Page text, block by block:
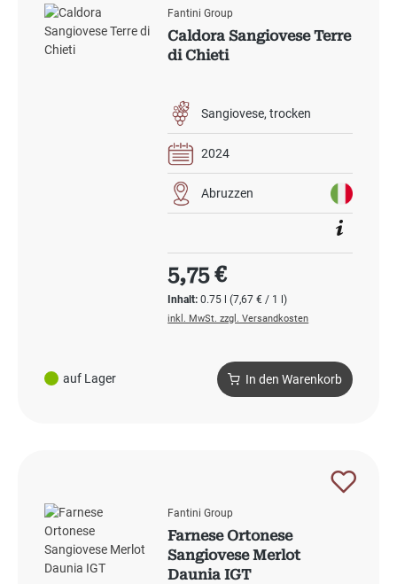
auf Lager
Fantini Group
Caldora Sangiovese Terre
di Chieti
Sangiovese trocken
2024
Abruzzen
Inhalt:0.75 l(7,67 € / 1 l)
Regulärer Preis:
5,75 €
inkl. MwSt. zzgl. Versandkosten
In den Warenkorb
Fantini Group
Farnese Ortonese
Sangiovese Merlot
Daunia IGT